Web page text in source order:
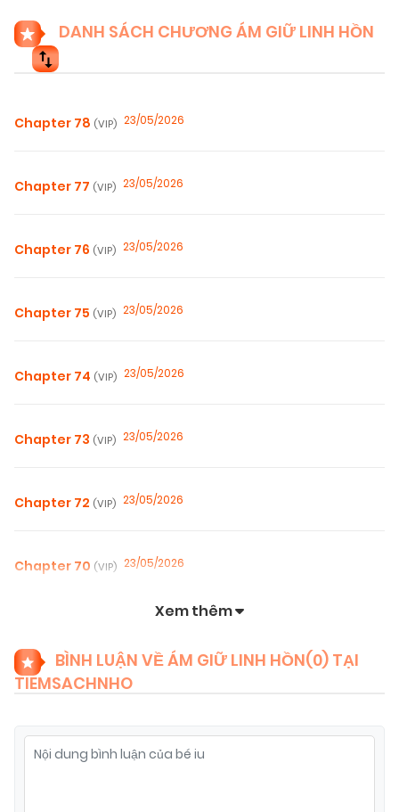
DANH SÁCH CHƯƠNG ÁM GIỮ LINH HỒN
Chapter 78 (VIP) 23/05/2026
Chapter 77 (VIP) 23/05/2026
Chapter 76 (VIP) 23/05/2026
Chapter 75 (VIP) 23/05/2026
Chapter 74 (VIP) 23/05/2026
Chapter 73 (VIP) 23/05/2026
Chapter 72 (VIP) 23/05/2026
Chapter 70 (VIP) 23/05/2026
Chapter 68.99 (VIP)
Chapter 68.9(VIP) 04/01/2026
Xem thêm
BÌNH LUẬN VỀ ÁM GIỮ LINH HỒN(0) TẠI
TIEMSACHNHO